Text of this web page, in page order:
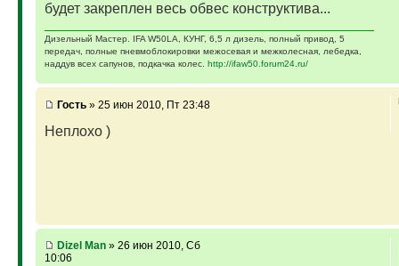
будет закреплен весь обвес конструктива...
Дизельный Мастер. IFA W50LA, КУНГ, 6,5 л дизель, полный привод, 5
передач, полные пневмоблокировки межосевая и межколесная, лебедка,
наддув всех сапунов, подкачка колес. http://ifaw50.forum24.ru/
Гость» 25 июн 2010, Пт 23:48
Неплохо )
Dizel Man» 26 июн 2010, Сб
10:06